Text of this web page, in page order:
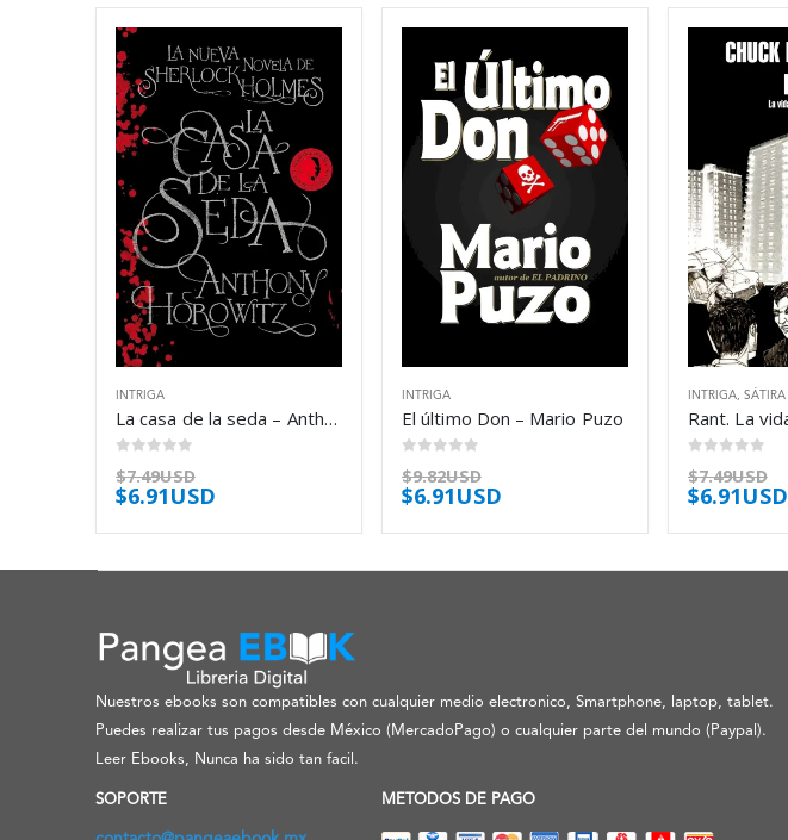
INTRIGA
La casa de la seda – Anthony Horowitz
$7.49USD
$6.91USD
INTRIGA
El último Don – Mario Puzo
$9.82USD
$6.91USD
INTRIGA, SÁTIRA
$7.49USD
$6.91USD
Nuestros ebooks son compatibles con cualquier medio electronico, Smartphone, laptop, tablet.
Puedes realizar tus pagos desde México (MercadoPago) o cualquier parte del mundo (Paypal).
Leer Ebooks, Nunca ha sido tan facil.
SOPORTE METODOS DE PAGO